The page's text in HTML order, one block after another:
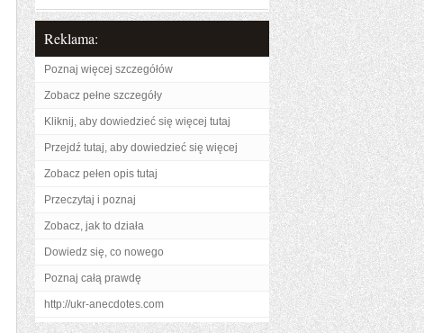
Reklama:
Poznaj więcej szczegółów
Zobacz pełne szczegóły
Kliknij, aby dowiedzieć się więcej tutaj
Przejdź tutaj, aby dowiedzieć się więcej
Zobacz pełen opis tutaj
Przeczytaj i poznaj
Zobacz, jak to działa
Dowiedz się, co nowego
Poznaj całą prawdę
http://ukr-anecdotes.com